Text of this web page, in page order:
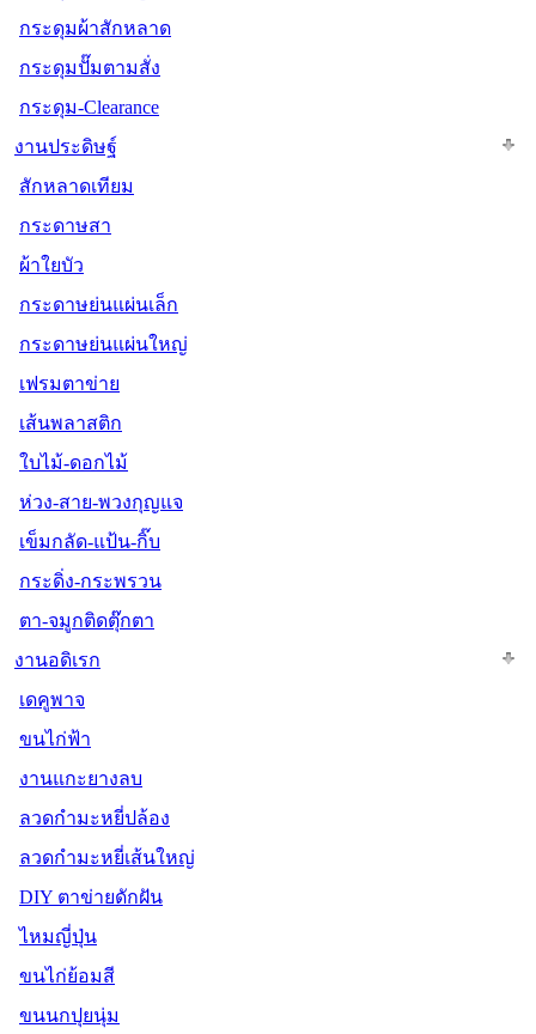
กระดุมผ้าสักหลาด
กระดุมปั๊มตามสั่ง
กระดุม-Clearance
งานประดิษฐ์
สักหลาดเทียม
กระดาษสา
ผ้าใยบัว
กระดาษย่นแผ่นเล็ก
กระดาษย่นแผ่นใหญ่
เฟรมตาข่าย
เส้นพลาสติก
ใบไม้-ดอกไม้
ห่วง-สาย-พวงกุญแจ
เข็มกลัด-แป้น-กิ๊บ
กระดิ่ง-กระพรวน
ตา-จมูกติดตุ๊กตา
งานอดิเรก
เดคูพาจ
ขนไก่ฟ้า
งานแกะยางลบ
ลวดกำมะหยี่ปล้อง
ลวดกำมะหยี่เส้นใหญ่
DIY ตาข่ายดักฝัน
ไหมญี่ปุ่น
ขนไก่ย้อมสี
ขนนกปุยนุ่ม